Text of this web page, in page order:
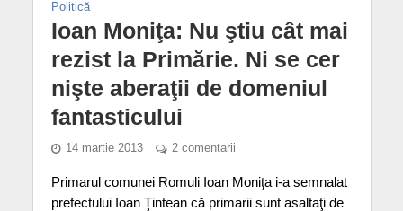
Politică
Ioan Moniţa: Nu ştiu cât mai
rezist la Primărie. Ni se cer
nişte aberaţii de domeniul
fantasticului
14 martie 2013 2 comentarii
Primarul comunei Romuli Ioan Moniţa i-a semnalat
prefectului Ioan Ţintean că primarii sunt asaltaţi de